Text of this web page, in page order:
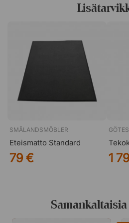
aivan kuten ympyrä, projekti voi
varrella. "Kalusteet ovat aina
koulutuksestamme lähtien, ja
uudelleen" - Addi Designstudio.
SMÅLANDSMÖBLER
Eteismatto Standard
79 € 1